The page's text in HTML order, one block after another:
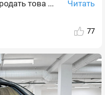
това ...
Читать
77